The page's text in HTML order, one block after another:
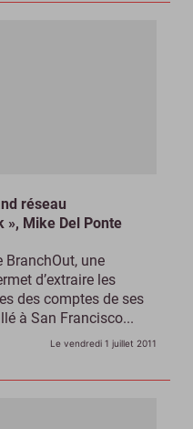
réseau
», Mike Del Ponte
BranchOut, une
d’extraire les
des comptes de ses
à San Francisco...
Le vendredi 1 juillet 2011